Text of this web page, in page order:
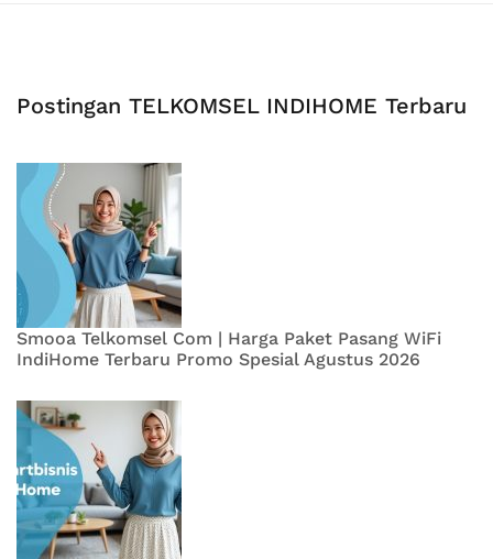
Postingan TELKOMSEL INDIHOME Terbaru
Smooa Telkomsel Com | Harga Paket Pasang WiFi
IndiHome Terbaru Promo Spesial Agustus 2026